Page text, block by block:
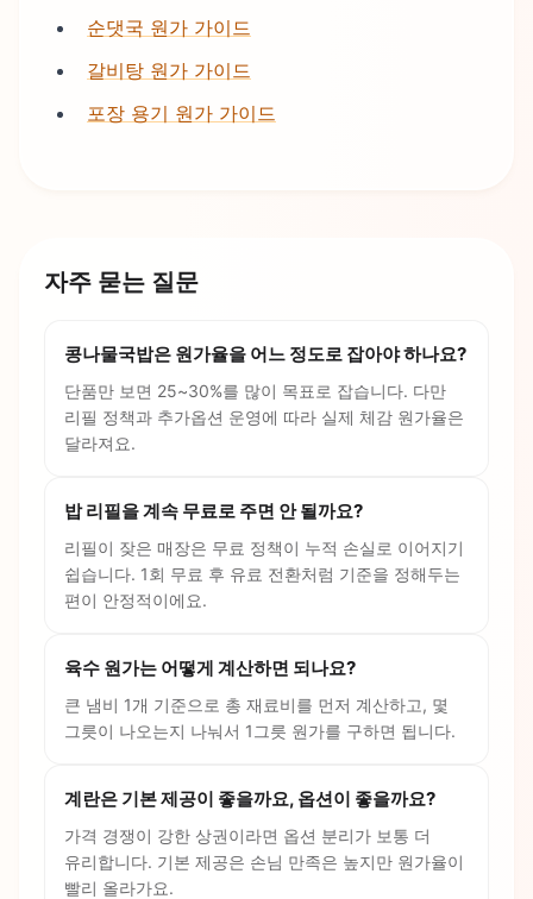
순댓국 원가 가이드
갈비탕 원가 가이드
포장 용기 원가 가이드
자주 묻는 질문
콩나물국밥은 원가율을 어느 정도로 잡아야 하나요?
단품만 보면 25~30%를 많이 목표로 잡습니다. 다만
리필 정책과 추가옵션 운영에 따라 실제 체감 원가율은
달라져요.
밥 리필을 계속 무료로 주면 안 될까요?
리필이 잦은 매장은 무료 정책이 누적 손실로 이어지기
쉽습니다. 1회 무료 후 유료 전환처럼 기준을 정해두는
편이 안정적이에요.
육수 원가는 어떻게 계산하면 되나요?
큰 냄비 1개 기준으로 총 재료비를 먼저 계산하고, 몇
그릇이 나오는지 나눠서 1그릇 원가를 구하면 됩니다.
계란은 기본 제공이 좋을까요, 옵션이 좋을까요?
가격 경쟁이 강한 상권이라면 옵션 분리가 보통 더
유리합니다. 기본 제공은 손님 만족은 높지만 원가율이
빨리 올라가요.